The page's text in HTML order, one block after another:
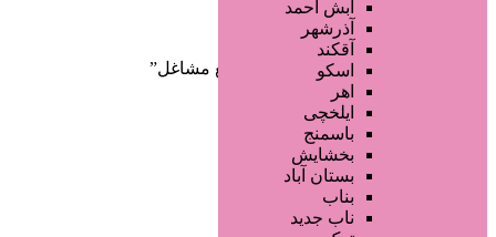
آبش احمد
آذرشهر
آقکند
اسکو
اهر
ایلخچی
باسمنج
بخشایش
بستان آباد
بناب
ناب جدید
/ محصولات برچسب خورده “تبلیغ مشاغل”